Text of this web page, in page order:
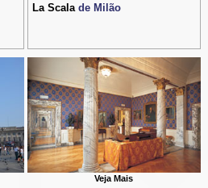
La Scala de Milão
Veja Mais